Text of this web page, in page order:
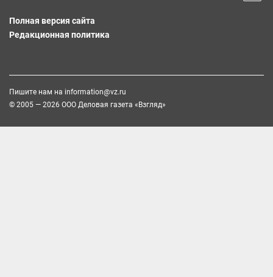
Полная версия сайта
Редакционная политика
Пишите нам на information@vz.ru
© 2005 — 2026 ООО Деловая газета «Взгляд»